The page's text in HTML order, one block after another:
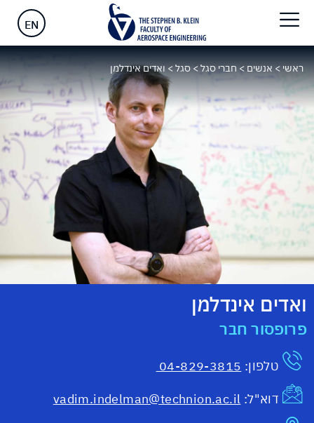
EN
ראשי>אנשים>חברי סגל>סגל>ואדים אינדלמן
ואדים אינדלמן
פרופסור חבר
טלפון: 04-829-3815
דוא"ל: vadim.indelman@technion.ac.il